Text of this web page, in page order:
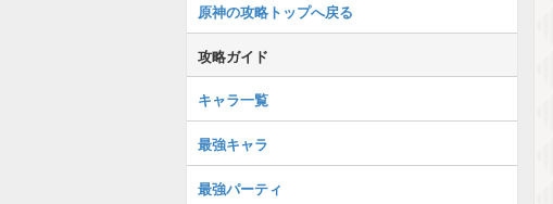
原神の攻略トップへ戻る
攻略ガイド
キャラ一覧
最強キャラ
最強パーティ